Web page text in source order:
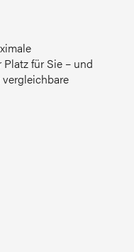
für Sie – und